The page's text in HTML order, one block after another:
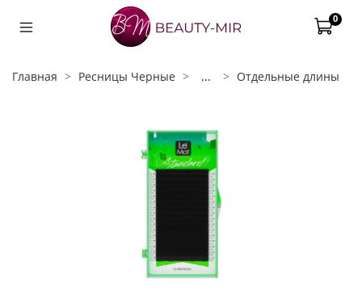
0
Главная Ресницы Черные ... Отдельные длины